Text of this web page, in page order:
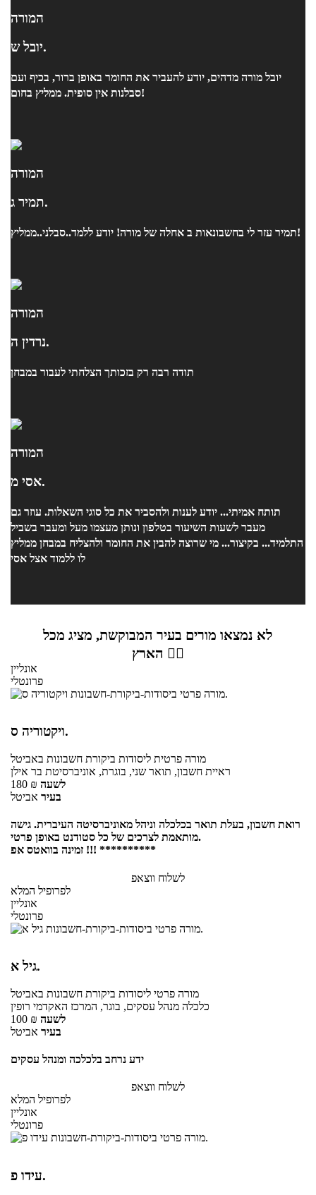
המורה
יובל ש.
יובל מורה מדהים, יודע להעביר את החומר באופן ברור, בכיף ועם
סבלנות אין סופית. ממליץ בחום!
המורה
תמיר ג.
תמיר עזר לי בחשבונאות ב אחלה של מורה! יודע ללמד..סבלני..ממליץ!
המורה
נרדין ה.
תודה רבה רק בזכותך הצלחתי לעבור במבחן
המורה
אסי מ.
תותח אמיתי... יודע לענות ולהסביר את כל סוגי השאלות. עוזר גם
מעבר לשעות השיעור בטלפון ונותן מעצמו מעל ומעבר בשביל
התלמיד... בקיצור... מי שרוצה להבין את החומר ולהצליח במבחן ממליץ
לו ללמוד אצל אסי
לא נמצאו מורים בעיר המבוקשת, מציג מכל
הארץ 👇🏼
אונליין
פרונטלי
ויקטוריה ס.
מורה פרטית ליסודות ביקורת חשבונות באביטל
ראיית חשבון, תואר שני, בוגרת, אוניברסיטת בר אילן
180 ₪ לשעה
בעיר אביטל
רואת חשבון, בעלת תואר בכלכלה וניהל מאוניברסיטה העיברית. גישה
מותאמת לצרכים של כל סטודנט באופן פרטי.
זמינה בוואטס אפ !!! **********
לשלוח ווצאפ
לפרופיל המלא
אונליין
פרונטלי
גיל א.
מורה פרטי ליסודות ביקורת חשבונות באביטל
כלכלה מנהל עסקים, בוגר, המרכז האקדמי רופין
100 ₪ לשעה
בעיר אביטל
ידע נרחב בלכלכה ומנהל עסקים
לשלוח ווצאפ
לפרופיל המלא
אונליין
פרונטלי
עידו פ.